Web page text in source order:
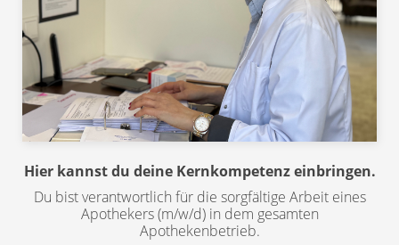
Hier kannst du deine Kernkompetenz einbringen.
Du bist verantwortlich für die sorgfältige Arbeit eines
Apothekers (m/w/d) in dem gesamten
Apothekenbetrieb.